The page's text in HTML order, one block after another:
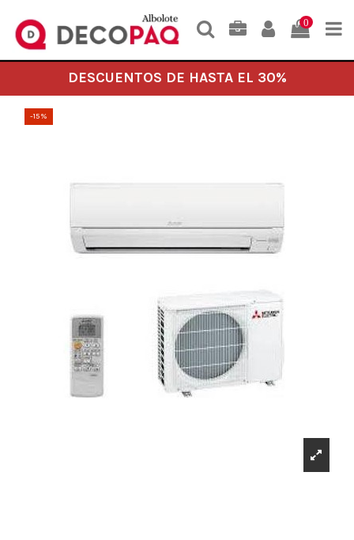
0
DESCUENTOS DE HASTA EL 30%
-15%